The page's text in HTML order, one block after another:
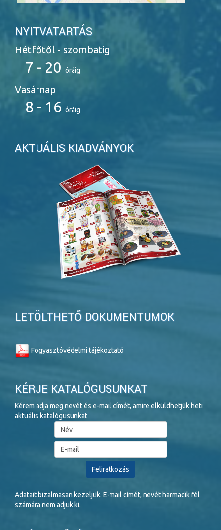
NYITVATARTÁS
Hétfőtől - szombatig
7 - 20 óráig
Vasárnap
8 - 16 óráig
AKTUÁLIS KIADVÁNYOK
LETÖLTHETŐ DOKUMENTUMOK
Fogyasztóvédelmi tájékoztató
KÉRJE KATALÓGUSUNKAT
Kérem adja meg nevét és e-mail címét, amire elküldhetjük heti
aktuális katalógusunkat
Adatait bizalmasan kezeljük. E-mail címét, nevét harmadik fél
számára nem adjuk ki.